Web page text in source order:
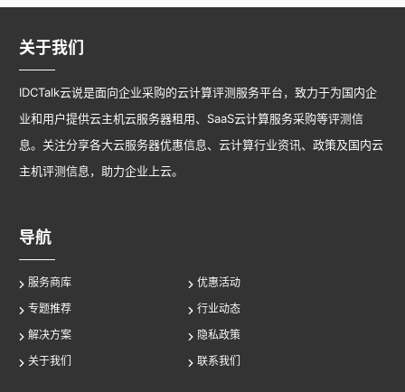
关于我们
IDCTalk云说是面向企业采购的云计算评测服务平台，致力于为国内企
业和用户提供云主机云服务器租用、SaaS云计算服务采购等评测信
息。关注分享各大云服务器优惠信息、云计算行业资讯、政策及国内云
主机评测信息，助力企业上云。
导航
服务商库
优惠活动
专题推荐
行业动态
解决方案
隐私政策
关于我们
联系我们